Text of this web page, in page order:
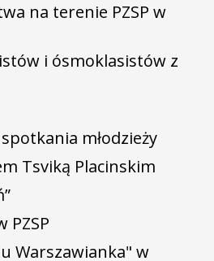
na terenie PZSP w
i ósmoklasistów z
młodzieży
Tsviką Placinskim
PZSP
Warszawianka" w